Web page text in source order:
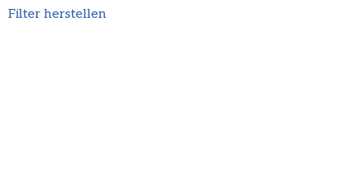
Filter herstellen